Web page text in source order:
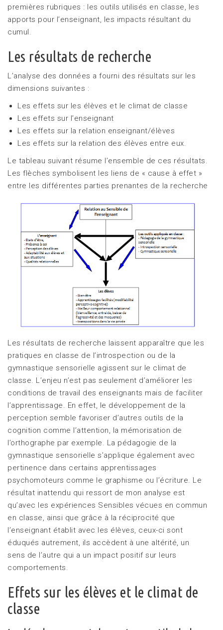
premières rubriques : les outils utilisés en classe, les
apports pour l’enseignant, les impacts résultant du
cumul.
Les résultats de recherche
L’analyse des données a fourni des résultats sur les
dimensions suivantes :
Les effets sur les élèves et le climat de classe
Les effets sur l’enseignant
Les effets sur la relation enseignant/élèves
Les effets sur la relation des élèves entre eux.
Le tableau suivant résume l’ensemble de ces résultats.
Les flèches symbolisent les liens de « cause à effet »
entre les différentes parties prenantes de la recherche
Les résultats de recherche laissent apparaître que les
pratiques en classe de l’introspection ou de la
gymnastique sensorielle agissent sur le climat de
classe. L’enjeu n’est pas seulement d’améliorer les
conditions de travail des enseignants mais de faciliter
l’apprentissage. En effet, le développement de la
perception semble favoriser d’autres outils de la
cognition comme l’attention, la mémorisation de
l’orthographe par exemple. La pédagogie de la
gymnastique sensorielle s’applique également avec
pertinence dans certains apprentissages
psychomoteurs comme le graphisme ou l’écriture. Le
résultat inattendu qui ressort de mon analyse est
qu’avec les expériences Sensibles vécues en commun
en classe, ainsi que grâce à la réciprocité que
l’enseignant établit avec les élèves, ceux-ci sont
éduqués autrement, ils accèdent à une altérité, un
sens de l’autre qui a un impact positif sur leurs
comportements.
Effets sur les élèves et le climat de
classe